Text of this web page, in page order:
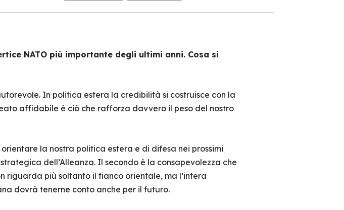
NATO più importante degli ultimi anni. Cosa si
In politica estera la credibilità si costruisce con la
affidabile è ciò che rafforza davvero il peso del nostro
la nostra politica estera e di difesa nei prossimi
dell’Alleanza. Il secondo è la consapevolezza che
riguarda più soltanto il fianco orientale, ma l’intera
dovrà tenerne conto anche per il futuro.